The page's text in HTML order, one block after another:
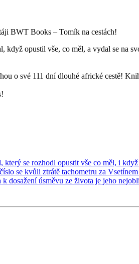
BWT Books – Tomík na cestách!
když opustil vše, co měl, a vydal se na
o své 111 dní dlouhé africké cestě!
který se rozhodl opustit vše co měl, i
se kvůli ztrátě tachometru za
k dosažení úsměvu ze života je jeho